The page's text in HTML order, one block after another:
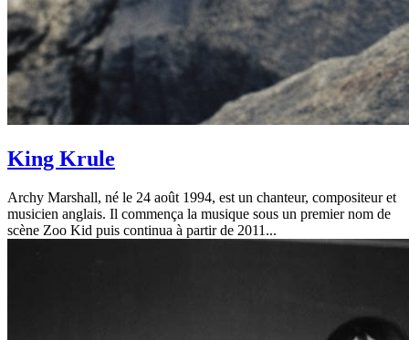
King Krule
Archy Marshall, né le 24 août 1994, est un chanteur, compositeur et
musicien anglais. Il commença la musique sous un premier nom de
scène Zoo Kid puis continua à partir de 2011...